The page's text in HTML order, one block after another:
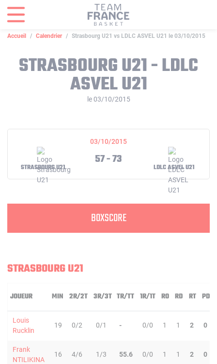
Accueil Calendrier Strasbourg U21 vs LDLC ASVEL U21 le 03/10/2015
STRASBOURG U21 - LDLC
ASVEL U21
le 03/10/2015
03/10/2015
STRASBOURG U21
57 - 73
LDLC ASVEL U21
BOXSCORE
STRASBOURG U21
JOUEUR MIN 2R/2T 3R/3T TR/TT 1R/1T RO RD RT PD
Louis
Rucklin
19 0/2 0/1 - 0/0 1 1 2 0
Frank
NTILIKINA
16 4/6 1/3 55.6 0/0 1 1 2 0
Panneau de gestion des cookies